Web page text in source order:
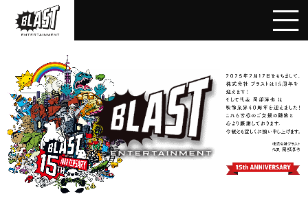
Inc.
|
創
業
40
年
映
画